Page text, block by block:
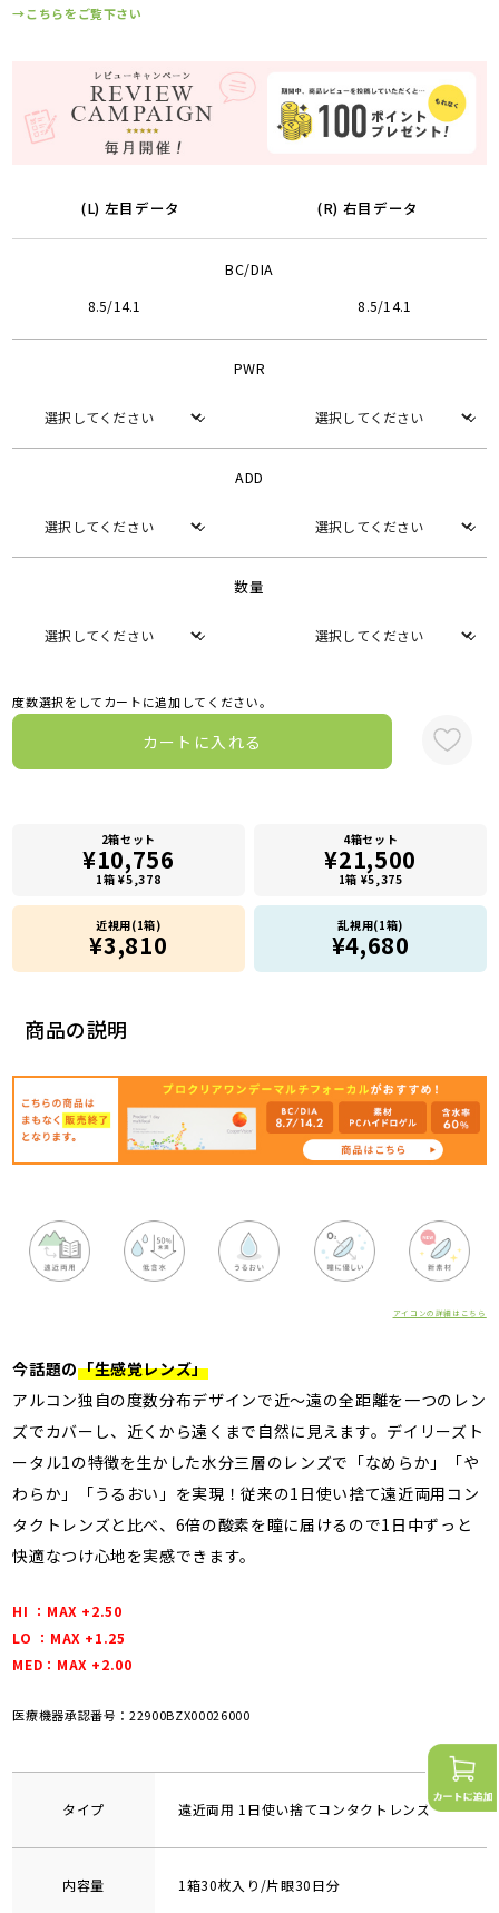
商品の説明
アイコンの詳細はこちら
今話題の「生感覚レンズ」
アルコン独自の度数分布デザインで近～遠の全距離を一つのレン
ズでカバーし、近くから遠くまで自然に見えます。デイリーズト
ータル1の特徴を生かした水分三層のレンズで「なめらか」「や
わらか」「うるおい」を実現！従来の1日使い捨て遠近両用コン
タクトレンズと比べ、6倍の酸素を瞳に届けるので1日中ずっと
快適なつけ心地を実感できます。
HI ：MAX +2.50
LO ：MAX +1.25
MED：MAX +2.00
医療機器承認番号：22900BZX00026000
タイプ 遠近両用 1日使い捨てコンタクトレンズ
内容量 1箱30枚入り/片眼30日分
→こちらをご覧下さい
(L) 左目データ (R) 右目データ
BC/DIA
8.5/14.1 8.5/14.1
PWR
ADD
数量
度数選択をしてカートに追加してください。
カートに入れる
2箱セット
¥10,756
1箱 ¥5,378
4箱セット
¥21,500
1箱 ¥5,375
近視用(1箱)
¥3,810
乱視用(1箱)
¥4,680